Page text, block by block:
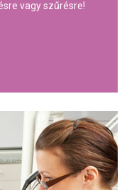
vagy szűrésre!